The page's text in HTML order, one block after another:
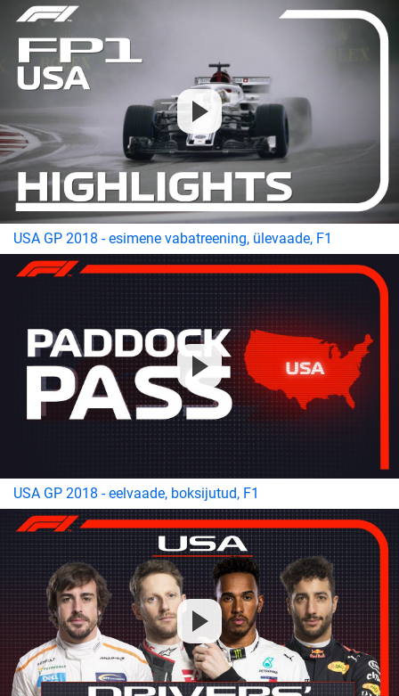
USA GP 2018 - esimene vabatreening, ülevaade, F1
USA GP 2018 - eelvaade, boksijutud, F1